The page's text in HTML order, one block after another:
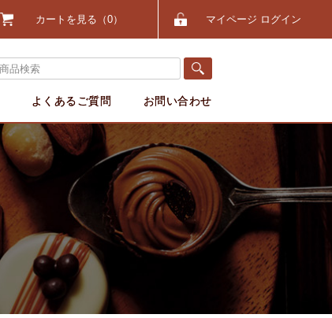
カートを見る 0 マイページ ログイン
よくあるご質問 お問い合わせ